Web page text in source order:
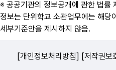
※ 공공기관의 정보공개에 관한 법률
정보는 단위학교 소관업무에는 해당
세부기준안을 제시하지 않음.
[개인정보처리방침] [저작권보